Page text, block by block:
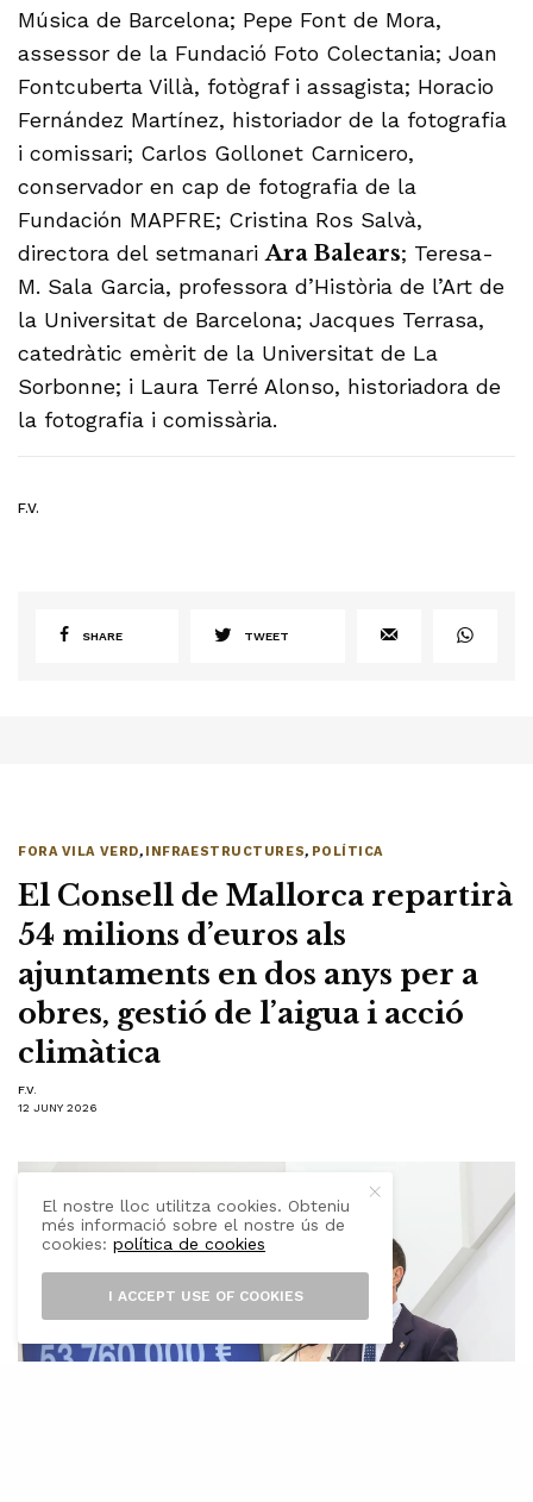
Música de Barcelona; Pepe Font de Mora,
assessor de la Fundació Foto Colectania; Joan
Fontcuberta Villà, fotògraf i assagista; Horacio
Fernández Martínez, historiador de la fotografia
i comissari; Carlos Gollonet Carnicero,
conservador en cap de fotografia de la
Fundación MAPFRE; Cristina Ros Salvà,
directora del setmanariAra Balears; Teresa-
M. Sala Garcia, professora d’Història de l’Art de
la Universitat de Barcelona; Jacques Terrasa,
catedràtic emèrit de la Universitat de La
Sorbonne; i Laura Terré Alonso, historiadora de
la fotografia i comissària.
F.V.
SHARE TWEET
FORA VILA VERD, INFRAESTRUCTURES, POLÍTICA
El Consell de Mallorca repartirà
54 milions d’euros als
ajuntaments en dos anys per a
obres, gestió de l’aigua i acció
climàtica
F.V.
12 JUNY 2026
El nostre lloc utilitza cookies. Obteniu
més informació sobre el nostre ús de
cookies:política de cookies
I ACCEPT USE OF COOKIES